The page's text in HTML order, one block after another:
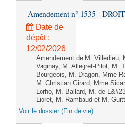
Amendement n° 1535 -
Date de
dépôt :
12/02/2026
Amendement de M. Villedieu,
Vaginay, M. Allegret-Pilot, M.
Bourgeois, M. Dragon, Mme
M. Christian Girard, Mme
Lorho, M. Ballard, M. de
Lioret, M. Rambaud et M.
Voir le dossier (Fin de vie)